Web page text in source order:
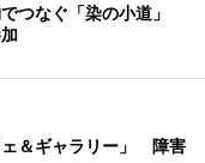
つなぐ「染の小道」
ェ＆ギャラリー」 障害